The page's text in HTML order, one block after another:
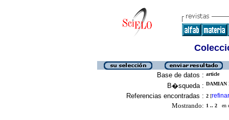
Base de datos : article
B�squeda : DAMIAN
Referencias encontradas : 2 [refinar
Mostrando: 1 .. 2 en